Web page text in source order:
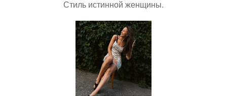
Стиль истинной женщины.